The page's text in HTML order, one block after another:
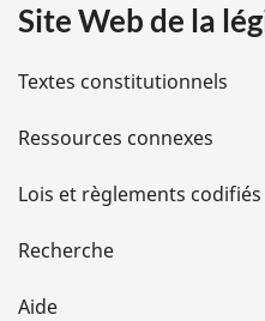
i
l
s
d
e
l
Site Web de la
Textes constitutionnels
Ressources connexes
Lois et règlements codifiés
Recherche
Aide